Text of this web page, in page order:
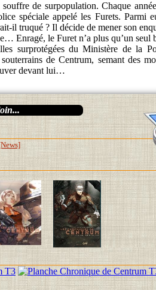
de surpopulation. Chaque
spéciale appelé les Furets. Parmi
il truqué ? Il décide de mener son
Enragé, le Furet n’a plus qu’un
surprotégées du Ministère de la
de Centrum, semant des
devant lui…